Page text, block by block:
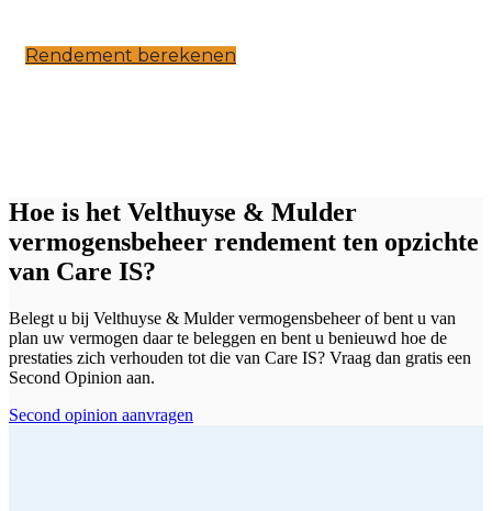
Rendement berekenen
Hoe is het Velthuyse & Mulder
vermogensbeheer rendement ten opzichte
van Care IS?
Belegt u bij Velthuyse & Mulder vermogensbeheer of bent u van
plan uw vermogen daar te beleggen en bent u benieuwd hoe de
prestaties zich verhouden tot die van Care IS? Vraag dan gratis een
Second Opinion aan.
Second opinion aanvragen